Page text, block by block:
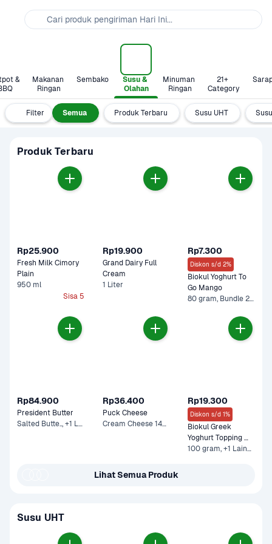
&
Makanan
Ringan
Sembako
Susu &
Olahan
Minuman
Ringan
21+
Category
Filter Semua Produk Terbaru Susu UHT
Produk Terbaru
Rp25.900
Fresh Milk Cimory
Plain
950 ml
Sisa 5
Rp19.900
Grand Dairy Full
1 Liter
Rp7.300
Diskon s/d 2%
Biokul Yoghurt To
Go Mango
80 gram, Bundle 2 x 80 gram
Rp84.900
President Butter
Salted Butte.., +1 Lainnya
Rp36.400
Puck Cheese
Cream Cheese 140 g
Rp19.300
Diskon s/d 1%
Biokul Greek
Yoghurt Topping
Peach
100 gram, +1 Lainnya
Lihat Semua Produk
Susu UHT
Cari produk pengiriman Hari Ini...